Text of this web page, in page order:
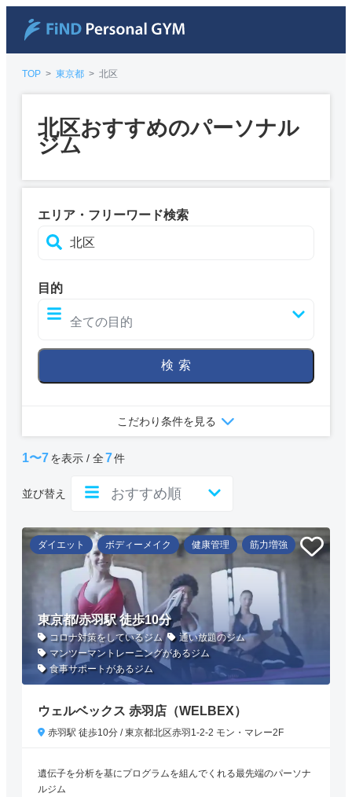
TOP > 東京都 > 北区
北区おすすめのパーソナル
ジム
エリア・フリーワード検索
目的
検索
こだわり条件を見る
1〜7を表示 / 全7件
並び替え
ダイエット ボディーメイク 健康管理 筋力増強
東京都/赤羽駅 徒歩10分
コロナ対策をしているジム
通い放題のジム
マンツーマントレーニングがあるジム
食事サポートがあるジム
ウェルベックス 赤羽店（WELBEX）
赤羽駅 徒歩10分 / 東京都北区赤羽1-2-2 モン・マレー2F
遺伝子を分析を基にプログラムを組んでくれる最先端のパーソナ
ルジム